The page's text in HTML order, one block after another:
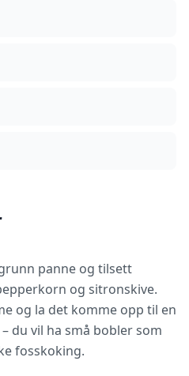
panne og tilsett
og sitronskive.
og la det komme opp til en
du vil ha små bobler som
fosskoking.